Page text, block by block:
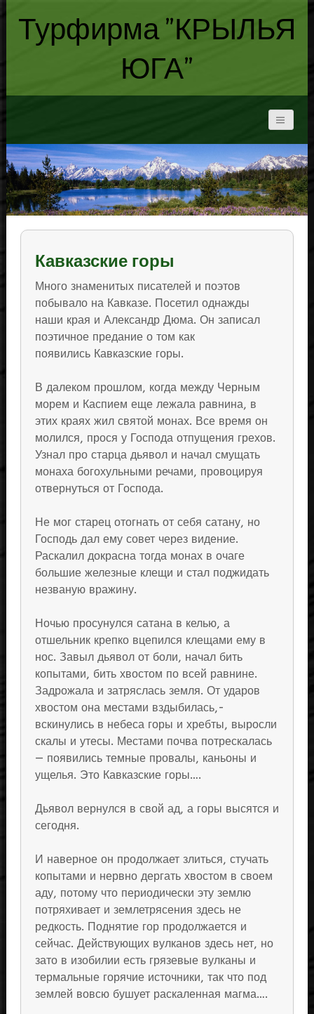
Турфирма "КРЫЛЬЯ
ЮГА"
Кавказские горы
Много знаменитых писателей и поэтов
побывало на Кавказе. Посетил однажды
наши края и Александр Дюма. Он записал
поэтичное предание о том как
появились Кавказские горы.
В далеком прошлом, когда между Черным
морем и Каспием еще лежала равнина, в
этих краях жил святой монах. Все время он
молился, прося у Господа отпущения грехов.
Узнал про старца дьявол и начал смущать
монаха богохульными речами, провоцируя
отвернуться от Господа.
Не мог старец отогнать от себя сатану, но
Господь дал ему совет через видение.
Раскалил докрасна тогда монах в очаге
большие железные клещи и стал поджидать
незваную вражину.
Ночью просунулся сатана в келью, а
отшельник крепко вцепился клещами ему в
нос. Завыл дьявол от боли, начал бить
копытами, бить хвостом по всей равнине.
Задрожала и затряслась земля. От ударов
хвостом она местами вздыбилась,-
вскинулись в небеса горы и хребты, выросли
скалы и утесы. Местами почва потрескалась
— появились темные провалы, каньоны и
ущелья. Это Кавказские горы….
Дьявол вернулся в свой ад, а горы высятся и
сегодня.
И наверное он продолжает злиться, стучать
копытами и нервно дергать хвостом в своем
аду, потому что периодически эту землю
потряхивает и землетрясения здесь не
редкость. Поднятие гор продолжается и
сейчас. Действующих вулканов здесь нет, но
зато в изобилии есть грязевые вулканы и
термальные горячие источники, так что под
землей вовсю бушует раскаленная магма….